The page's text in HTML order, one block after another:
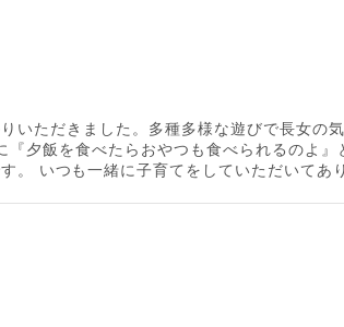
ただきました。多種多様な遊びで長女の
夕飯を食べたらおやつも食べられるのよ
。 いつも一緒に子育てをしていただいてあ